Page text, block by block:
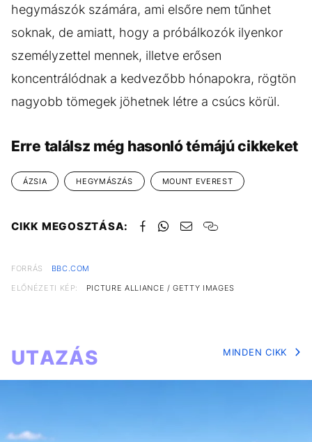
hegymászók számára, ami elsőre nem tűnhet
soknak, de amiatt, hogy a próbálkozók ilyenkor
személyzettel mennek, illetve erősen
koncentrálódnak a kedvezőbb hónapokra, rögtön
nagyobb tömegek jöhetnek létre a csúcs körül.
Erre találsz még hasonló témájú cikkeket
ÁZSIA HEGYMÁSZÁS MOUNT EVEREST
CIKK MEGOSZTÁSA:
FORRÁS
BBC.COM
ELŐNÉZETI KÉP:
PICTURE ALLIANCE / GETTY IMAGES
UTAZÁS MINDEN CIKK